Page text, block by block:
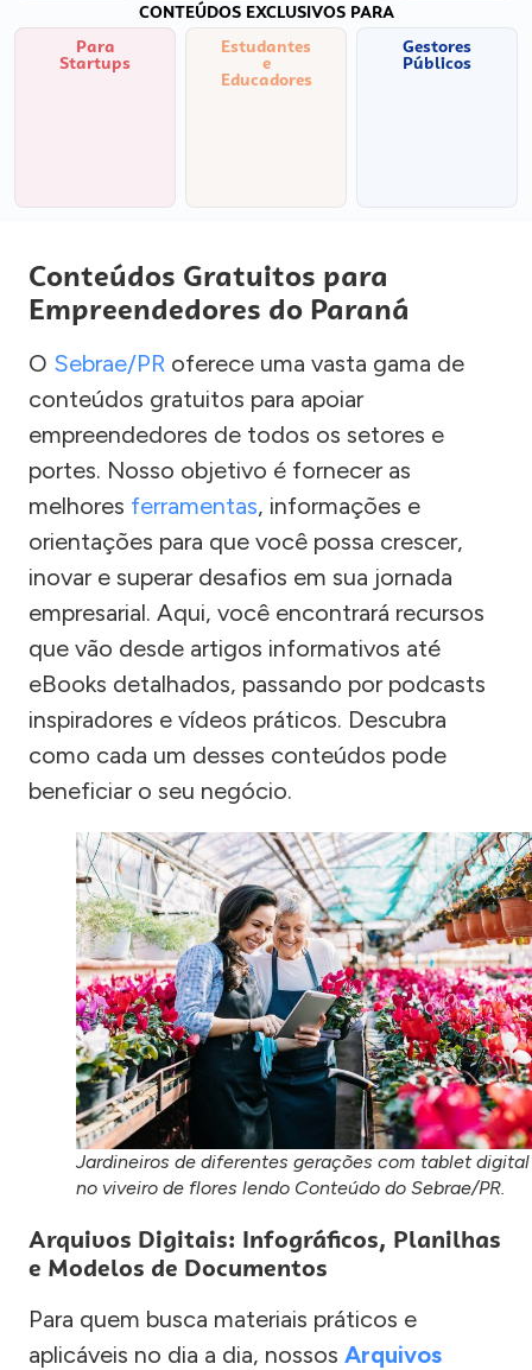
CONTEÚDOS EXCLUSIVOS PARA
Para
Startups
Estudantes
e
Educadores
Gestores
Públicos
Conteúdos Gratuitos para
Empreendedores do Paraná
O Sebrae/PR oferece uma vasta gama de
conteúdos gratuitos para apoiar
empreendedores de todos os setores e
portes. Nosso objetivo é fornecer as
melhores ferramentas, informações e
orientações para que você possa crescer,
inovar e superar desafios em sua jornada
empresarial. Aqui, você encontrará recursos
que vão desde artigos informativos até
eBooks detalhados, passando por podcasts
inspiradores e vídeos práticos. Descubra
como cada um desses conteúdos pode
beneficiar o seu negócio.
Jardineiros de diferentes gerações com tablet digital
no viveiro de flores lendo Conteúdo do Sebrae/PR.
Arquivos Digitais: Infográficos, Planilhas
e Modelos de Documentos
Para quem busca materiais práticos e
aplicáveis no dia a dia, nossos Arquivos